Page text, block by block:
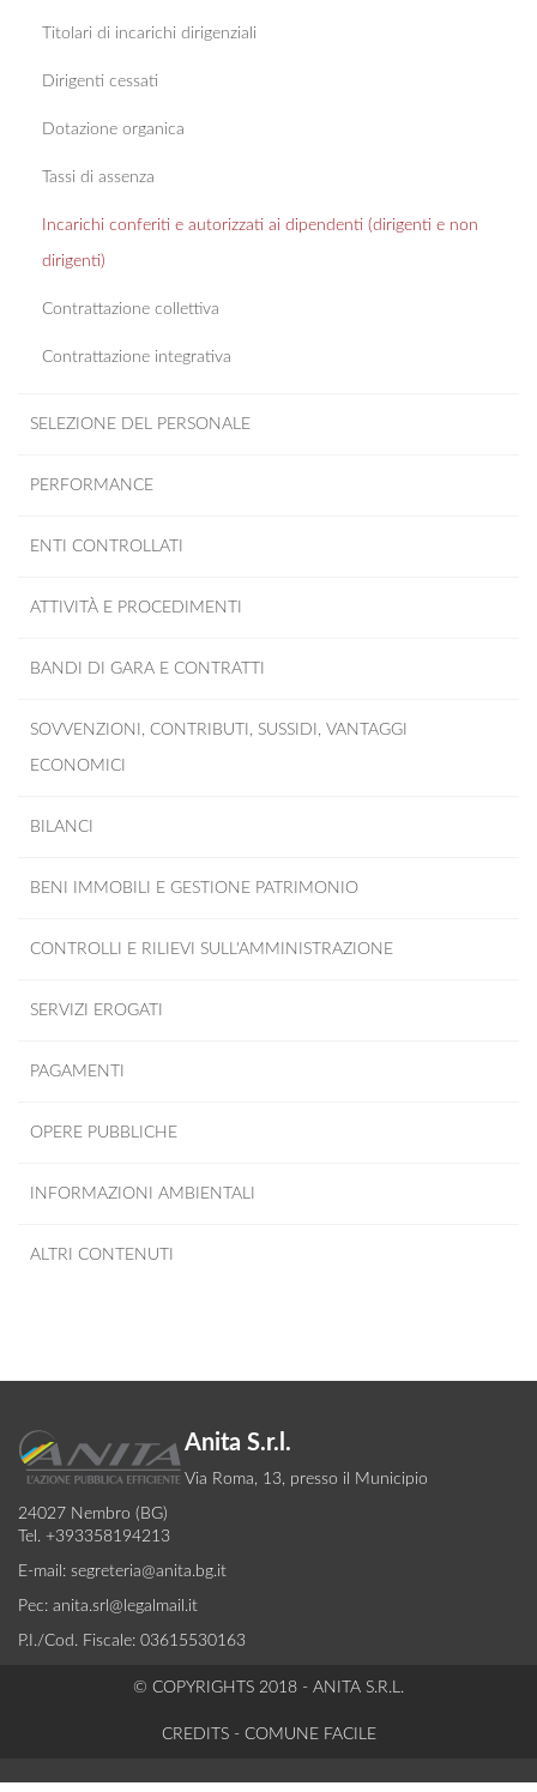
Titolari di incarichi dirigenziali
Dirigenti cessati
Dotazione organica
Tassi di assenza
Incarichi conferiti e autorizzati ai dipendenti (dirigenti e non
dirigenti)
Contrattazione collettiva
Contrattazione integrativa
SELEZIONE DEL PERSONALE
PERFORMANCE
ENTI CONTROLLATI
ATTIVITÀ E PROCEDIMENTI
BANDI DI GARA E CONTRATTI
SOVVENZIONI, CONTRIBUTI, SUSSIDI, VANTAGGI
ECONOMICI
BILANCI
BENI IMMOBILI E GESTIONE PATRIMONIO
CONTROLLI E RILIEVI SULL'AMMINISTRAZIONE
SERVIZI EROGATI
PAGAMENTI
OPERE PUBBLICHE
INFORMAZIONI AMBIENTALI
ALTRI CONTENUTI
Anita S.r.l.
Via Roma, 13, presso il Municipio
24027 Nembro (BG)
Tel. +393358194213
E-mail: segreteria@anita.bg.it
Pec: anita.srl@legalmail.it
P.I./Cod. Fiscale: 03615530163
© COPYRIGHTS 2018 - ANITA S.R.L.
CREDITS - COMUNE FACILE